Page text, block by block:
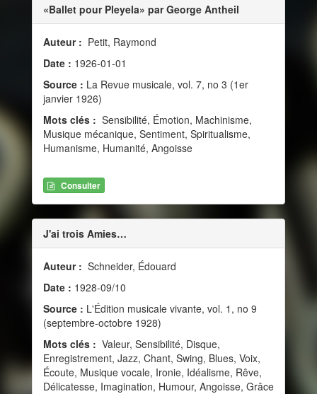
«Ballet pour Pleyela» par George Antheil
Auteur : Petit, Raymond
Date : 1926-01-01
Source : La Revue musicale, vol. 7, no 3 (1er
janvier 1926)
Mots clés : Sensibilité, Émotion, Machinisme,
Musique mécanique, Sentiment, Spiritualisme,
Humanisme, Humanité, Angoisse
Consulter
J'ai trois Amies…
Auteur : Schneider, Édouard
Date : 1928-09/10
Source : L'Édition musicale vivante, vol. 1, no 9
(septembre-octobre 1928)
Mots clés : Valeur, Sensibilité, Disque,
Enregistrement, Jazz, Chant, Swing, Blues, Voix,
Écoute, Musique vocale, Ironie, Idéalisme, Rêve,
Délicatesse, Imagination, Humour, Angoisse, Grâce